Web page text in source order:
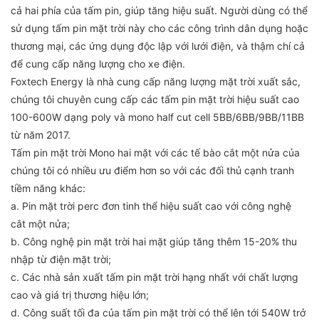
cả hai phía của tấm pin, giúp tăng hiệu suất. Người dùng có thể
sử dụng tấm pin mặt trời này cho các công trình dân dụng hoặc
thương mại, các ứng dụng độc lập với lưới điện, và thậm chí cả
để cung cấp năng lượng cho xe điện.
Foxtech Energy là nhà cung cấp năng lượng mặt trời xuất sắc,
chúng tôi chuyên cung cấp các tấm pin mặt trời hiệu suất cao
100-600W dạng poly và mono half cut cell 5BB/6BB/9BB/11BB
từ năm 2017.
Tấm pin mặt trời Mono hai mặt với các tế bào cắt một nửa của
chúng tôi có nhiều ưu điểm hơn so với các đối thủ cạnh tranh
tiềm năng khác:
a. Pin mặt trời perc đơn tinh thể hiệu suất cao với công nghệ
cắt một nửa;
b. Công nghệ pin mặt trời hai mặt giúp tăng thêm 15-20% thu
nhập từ điện mặt trời;
c. Các nhà sản xuất tấm pin mặt trời hạng nhất với chất lượng
cao và giá trị thương hiệu lớn;
d. Công suất tối đa của tấm pin mặt trời có thể lên tới 540W trở